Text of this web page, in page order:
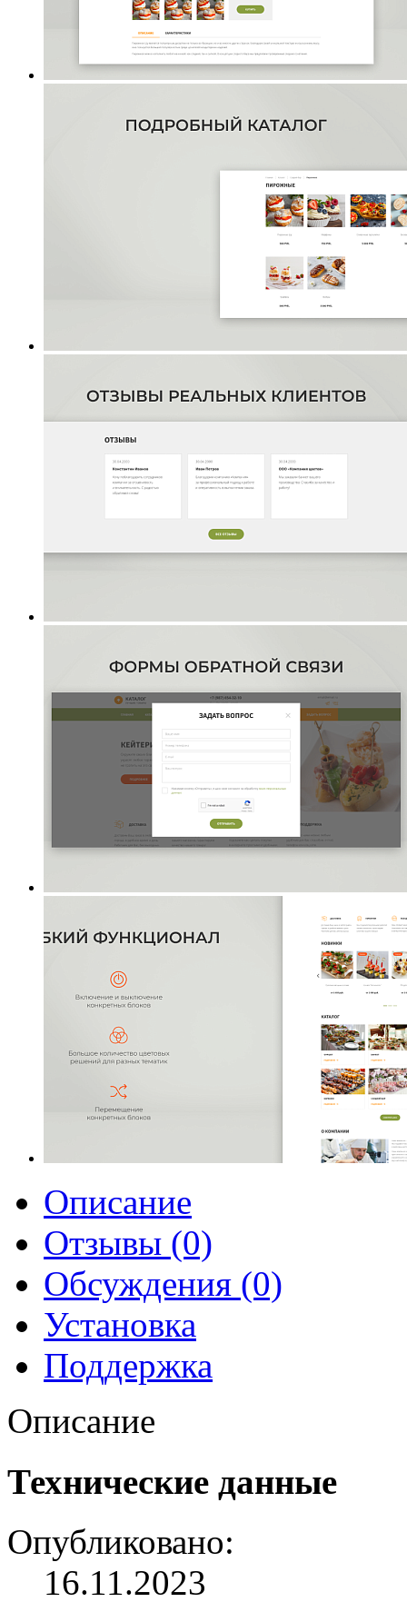
Описание
Отзывы (0)
Обсуждения (0)
Установка
Поддержка
Описание
Технические данные
Опубликовано:
16.11.2023